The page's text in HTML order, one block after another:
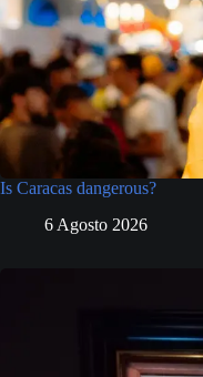
Is Caracas dangerous?
6 Agosto 2026